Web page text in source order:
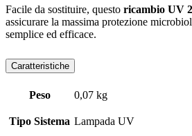
Facile da sostituire, questo ricambio UV
assicurare la massima protezione
semplice ed efficace.
Caratteristiche
Peso 0,07 kg
Tipo Sistema Lampada UV